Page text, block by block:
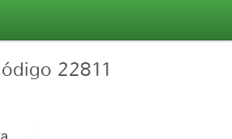
22811